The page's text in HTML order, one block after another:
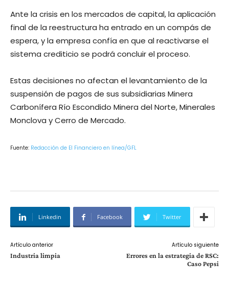
Ante la crisis en los mercados de capital, la aplicación
final de la reestructura ha entrado en un compás de
espera, y la empresa confía en que al reactivarse el
sistema crediticio se podrá concluir el proceso.
Estas decisiones no afectan el levantamiento de la
suspensión de pagos de sus subsidiarias Minera
Carbonífera Río Escondido Minera del Norte, Minerales
Monclova y Cerro de Mercado.
Fuente: Redacción de El Financiero en línea/GFL
Linkedin Facebook Twitter
Artículo anterior
Industria limpia
Artículo siguiente
Errores en la estrategia de RSC:
Caso Pepsi